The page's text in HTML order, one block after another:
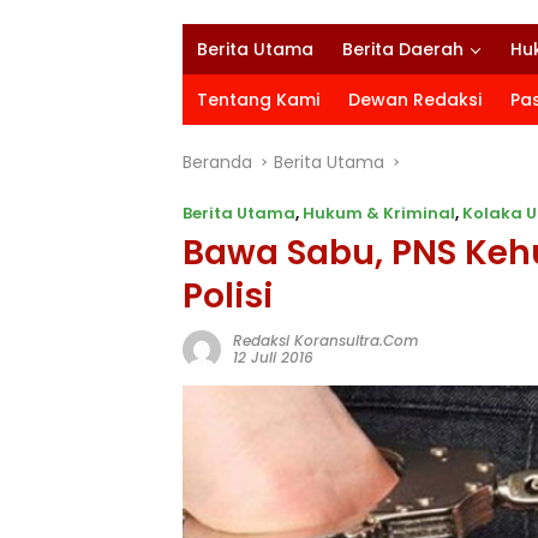
Berita Utama Berita Daerah
Tentang Kami Dewan Redaksi
Beranda Berita Utama
Berita Utama, Hukum & Kriminal, Kolaka
Bawa Sabu, PNS
Polisi
Redaksi Koransultra.com
12 Juli 2016